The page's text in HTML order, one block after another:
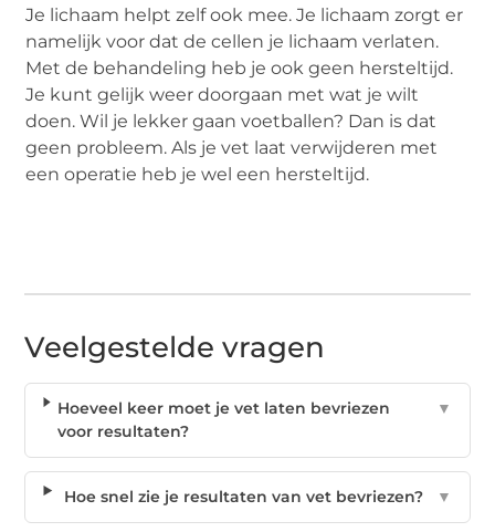
Je lichaam helpt zelf ook mee. Je lichaam zorgt er
namelijk voor dat de cellen je lichaam verlaten.
Met de behandeling heb je ook geen hersteltijd.
Je kunt gelijk weer doorgaan met wat je wilt
doen. Wil je lekker gaan voetballen? Dan is dat
geen probleem. Als je vet laat verwijderen met
een operatie heb je wel een hersteltijd.
Veelgestelde vragen
Hoeveel keer moet je vet laten bevriezen
voor resultaten?
▼
Hoe snel zie je resultaten van vet bevriezen? ▼